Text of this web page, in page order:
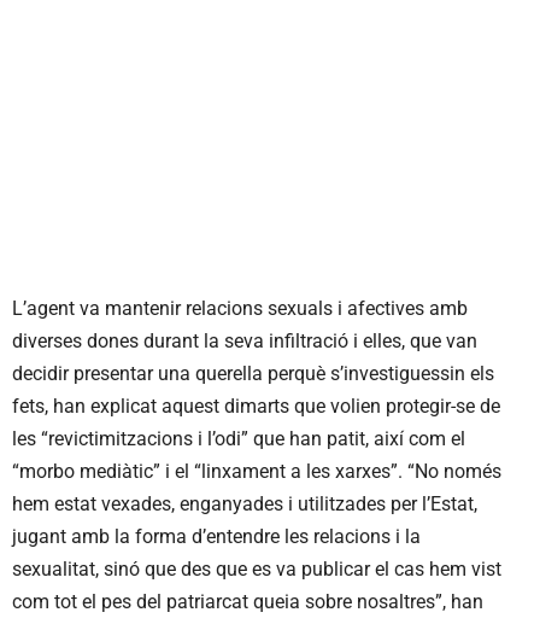
L’agent va mantenir relacions sexuals i afectives amb
diverses dones durant la seva infiltració i elles, que van
decidir presentar una querella perquè s’investiguessin els
fets, han explicat aquest dimarts que volien protegir-se de
les “revictimitzacions i l’odi” que han patit, així com el
“morbo mediàtic” i el “linxament a les xarxes”. “No només
hem estat vexades, enganyades i utilitzades per l’Estat,
jugant amb la forma d’entendre les relacions i la
sexualitat, sinó que des que es va publicar el cas hem vist
com tot el pes del patriarcat queia sobre nosaltres”, han